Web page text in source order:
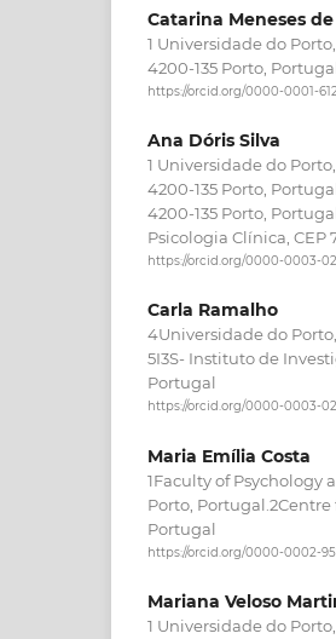
Catarina Meneses
1 Universidade do
4200-135 Porto,
https://orcid.org/0000-0001-
Ana Dóris Silva
1 Universidade do
4200-135 Porto,
4200-135 Porto,
Psicologia Clínica, CEP
https://orcid.org/0000-0003-
Carla Ramalho
4Universidade do
5I3S- Instituto de
Portugal
https://orcid.org/0000-0003-
Maria Emília Costa
1Faculty of Psychology
Porto, Portugal.2Centre
Portugal
https://orcid.org/0000-0002-
Mariana Veloso
1 Universidade do